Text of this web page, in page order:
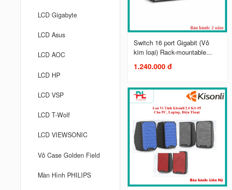
LCD Gigabyte
LCD Asus
LCD AOC
LCD HP
LCD VSP
LCD T-Wolf
LCD VIEWSONIC
Vỏ Case Golden Field
Màn Hình PHILIPS
Switch 16 port Gigabit (Vỏ
kim loại) Rack-mountable...
1.240.000 đ